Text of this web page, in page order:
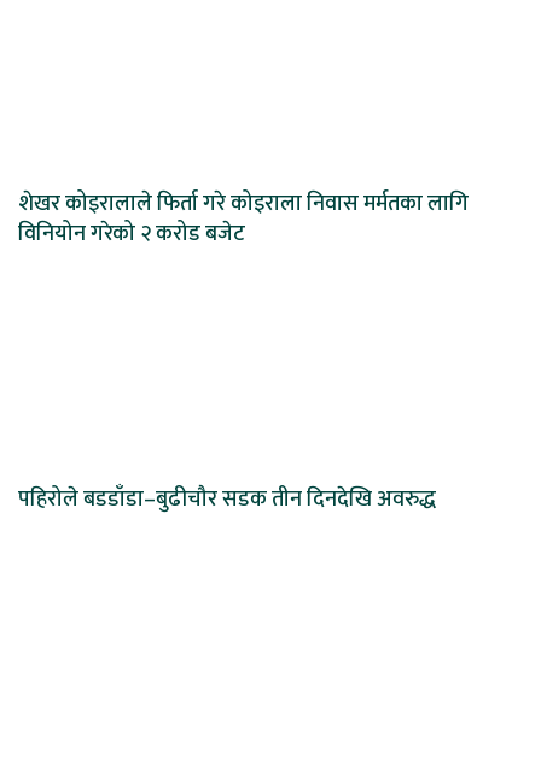
शेखर कोइरालाले फिर्ता गरे कोइराला निवास मर्मतका लागि
विनियोन गरेको २ करोड बजेट
पहिरोले बडडाँडा–बुढीचौर सडक तीन दिनदेखि अवरुद्ध